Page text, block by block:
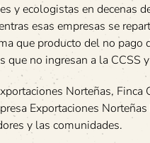
y ecologistas en decenas
esas empresas se
que producto del no
no ingresan a la CCSS
Norteñas, Finca
Exportaciones
y las comunidades.